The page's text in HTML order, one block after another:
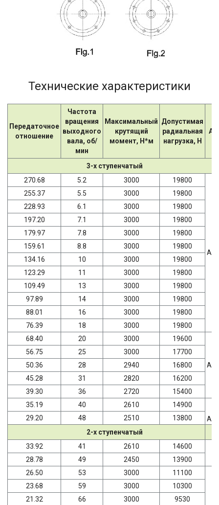
Технические характеристики
Передаточное
отношение
Частота
вращения
выходного
вала, об/
мин
Максимальный
крутящий
момент, Н*м
Допустимая
радиальная
нагрузка, Н
AD
3-х ступенчатый
270.68
5.2 3000 19800
255.37 5.5 3000
19800
228.93
6.1 3000
19800
197.20
7.1 3000
19800
179.97
7.8 3000
19800
159.61
8.8 3000
19800
134.16
10 3000
19800
123.29
11 3000
19800
109.49
13 3000
19800
97.89
14 3000
19800
88.01
16 3000
19800
76.39
18 3000
19800
68.40
20 3000 19600
56.75 25 3000
17700
50.36
28 2940
16800
45.28
31 2820
16200
39.30
36 2720
15400
35.19
40 2610
14900
29.20 48 2510
13800
2-х ступенчатый
33.92
41 2610
14600
28.78
49 2450
13900
26.50
53 3000 11100
23.68 59 3000
10300
21.32
66 3000
9530